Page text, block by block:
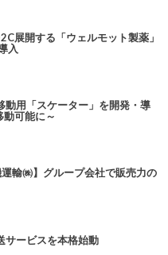
展開する「ウェルモット製薬」
入
動用「スケーター」を開発・導
可能に～
輸㈱】グループ会社で販売力の
サービスを本格始動